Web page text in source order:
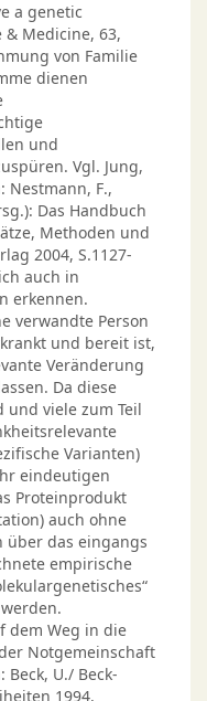
a genetic
& Medicine, 63,
von Familie
dienen
und
Vgl. Jung,
Nestmann, F.,
Das Handbuch
Methoden und
2004, S.1127-
auch in
erkennen.
verwandte Person
und bereit ist,
Veränderung
Da diese
und viele zum Teil
Varianten)
eindeutigen
Proteinprodukt
auch ohne
das eingangs
empirische
dem Weg in die
Notgemeinschaft
U./ Beck-
1994,